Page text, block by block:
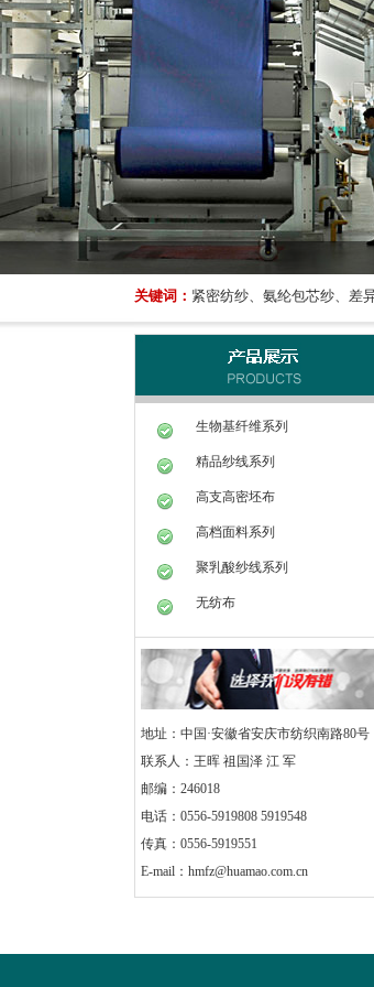
关键词： 紧密纺纱、氨纶包芯纱、差
生物基纤维系列
精品纱线系列
高支高密坯布
高档面料系列
聚乳酸纱线系列
无纺布
地址：中国·安徽省安庆市纺织南路80号
联系人：王晖 祖国泽 江 军
邮编：246018
电话：0556-5919808 5919548
传真：0556-5919551
E-mail： hmfz@huamao.com.cn